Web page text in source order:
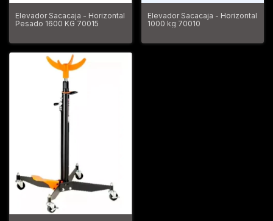
Elevador Sacacaja - Horizontal
Pesado 1600 KG 70015
Elevador Sacacaja - Horizontal
1000 kg 70010